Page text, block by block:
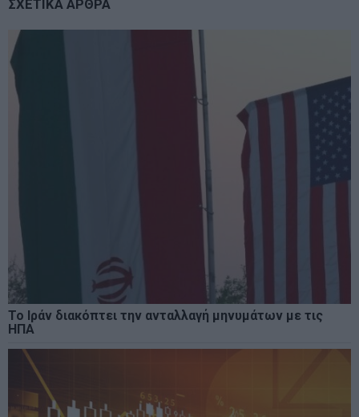
ΣΧΕΤΙΚΑ ΑΡΘΡΑ
Το Ιράν διακόπτει την ανταλλαγή μηνυμάτων με τις
ΗΠΑ